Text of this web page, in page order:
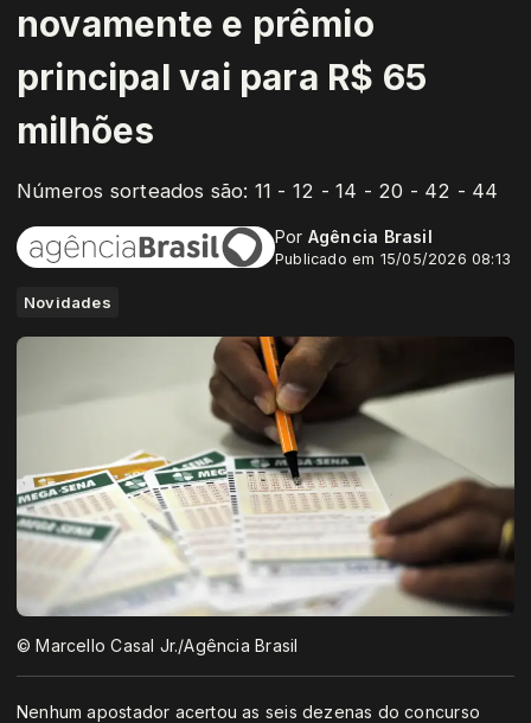
novamente e prêmio
principal vai para R$ 65
milhões
Números sorteados são: 11 - 12 - 14 - 20 - 42 - 44
Por Agência Brasil
Publicado em 15/05/2026 08:13
Novidades
© Marcello Casal Jr./Agência Brasil
Nenhum apostador acertou as seis dezenas do concurso